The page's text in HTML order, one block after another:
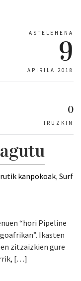
ASTELEHENA
9
APIRILA 2018
0
IRUZKIN
kanpokoak, Surf
“hori Pipeline
Ikasten
zitzaizkien gure
[…]